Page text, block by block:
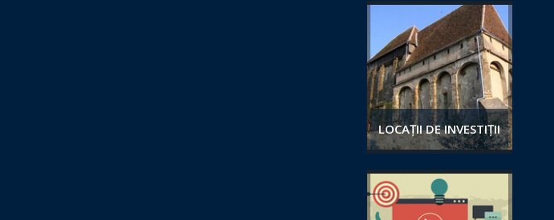
LOCAȚII DE INVESTIȚII